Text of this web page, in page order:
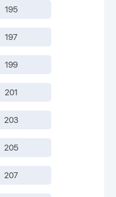
195
197
199
201
203
205
207